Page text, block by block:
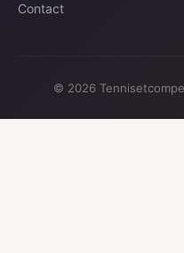
Contact
© 2026